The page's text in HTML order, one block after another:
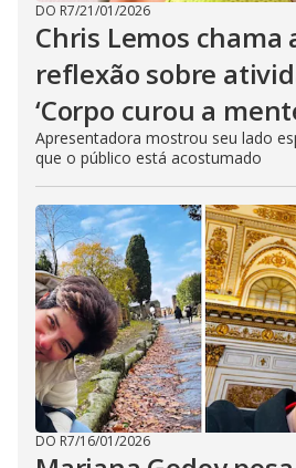
DO R7/21/01/2026
Chris Lemos chama
reflexão sobre
‘Corpo curou a
Apresentadora mostrou seu lado
que o público está acostumado
DO R7/16/01/2026